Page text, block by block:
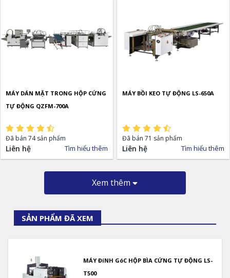
MÁY DÁN MẶT TRONG HỘP CỨNG
TỰ ĐỘNG QZFM-700A
Đã bán 74 sản phẩm
Liên hệ Tìm hiểu thêm
MÁY BỒI KEO TỰ ĐỘNG LS-650A
Đã bán 71 sản phẩm
Liên hệ Tìm hiểu thêm
Xem thêm
SẢN PHẨM ĐÃ XEM
MÁY ĐíNH GóC HỘP BÌA CỨNG TỰ ĐỘNG LS-
T500